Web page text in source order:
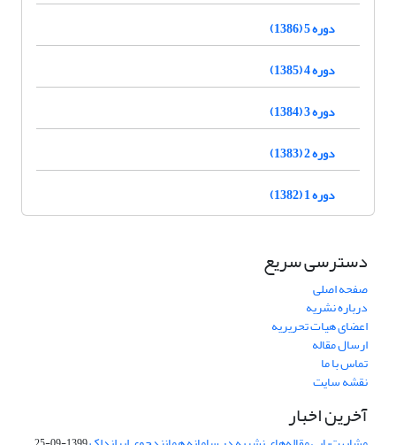
دوره 5 (1386)
دوره 4 (1385)
دوره 3 (1384)
دوره 2 (1383)
دوره 1 (1382)
دسترسی سریع
صفحه اصلی
درباره نشریه
اعضای هیات تحریریه
ارسال مقاله
تماس با ما
نقشه سایت
آخرین اخبار